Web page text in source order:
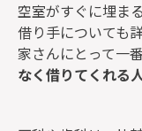
空室がすぐに埋ま
借り手についても
家さんにとって一
なく借りてくれる